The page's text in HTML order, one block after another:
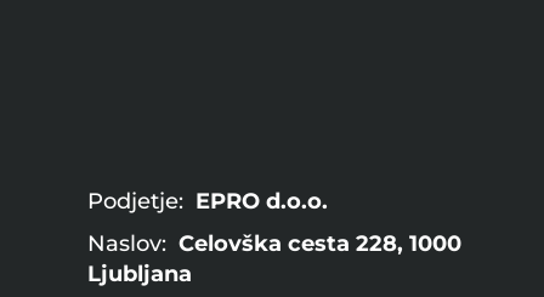
Podjetje: EPRO d.o.o.
Naslov: Celovška cesta 228, 1000
Ljubljana